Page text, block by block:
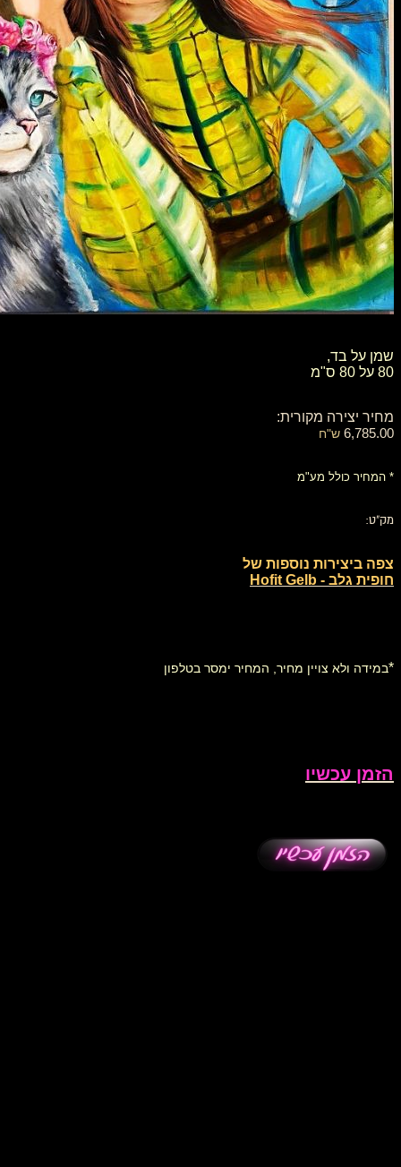
​​​שמן על בד,
80 על 80 ס"מ
מחיר יצירה מקורית:
6,785.00 ש"ח
* המחיר כולל מע"מ
מק"ט:
צפה ביצירות נוספות של
חופית גלב - Hofit Gelb
*במידה ולא צויין מחיר, המחיר ימסר בטלפון
הזמן עכשיו